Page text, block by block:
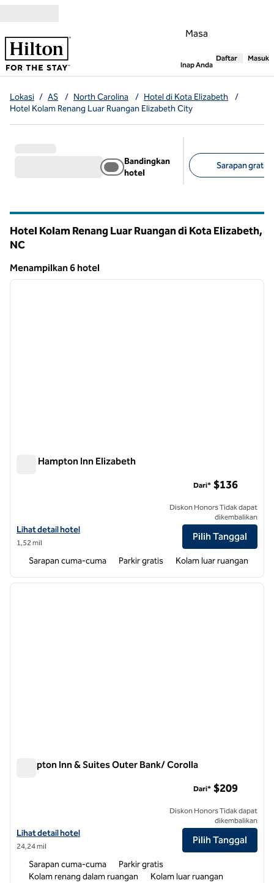
Masa
Inap Anda,Membuka
Daftar Masuk
Lokasi / AS / North Carolina / Hotel di Kota Elizabeth
/
Hotel Kolam Renang Luar Ruangan Elizabeth City
Bandingkan
hotel
Sarapan gratis
Hotel Kolam Renang Luar Ruangan di Kota Elizabeth,
NC
Menampilkan 6 hotel
Menampilkan 6 hotel
1 dari 12
Kota Hampton Inn Elizabeth
Lihat detail hotel untuk Hampton Inn Elizabeth City
Lihat detail hotel
1,52 mil
Dari* $136
Diskon Honors Tidak dapat
dikembalikan
Pilih Tanggal
Sarapan cuma-cuma Parkir gratis Kolam luar ruangan
1 dari 12
Hampton Inn & Suites Outer Bank/ Corolla
Lihat detail hotel untuk Hampton Inn & Suites Outer Banks/ Corolla
Lihat detail hotel
24,24 mil
Dari* $209
Diskon Honors Tidak dapat
dikembalikan
Pilih Tanggal
Sarapan cuma-cuma
Parkir gratis
Kolam renang dalam ruangan
Kolam luar ruangan